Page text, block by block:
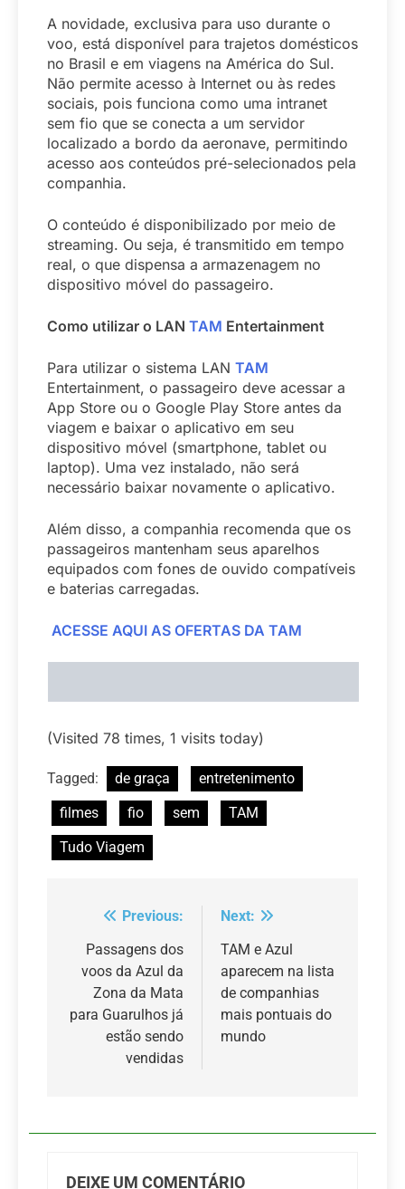
A novidade, exclusiva para uso durante o
voo, está disponível para trajetos domésticos
no Brasil e em viagens na América do Sul.
Não permite acesso à Internet ou às redes
sociais, pois funciona como uma intranet
sem fio que se conecta a um servidor
localizado a bordo da aeronave, permitindo
acesso aos conteúdos pré-selecionados pela
companhia.
O conteúdo é disponibilizado por meio de
streaming. Ou seja, é transmitido em tempo
real, o que dispensa a armazenagem no
dispositivo móvel do passageiro.
Como utilizar o LAN TAM Entertainment
Para utilizar o sistema LAN TAM
Entertainment, o passageiro deve acessar a
App Store ou o Google Play Store antes da
viagem e baixar o aplicativo em seu
dispositivo móvel (smartphone, tablet ou
laptop). Uma vez instalado, não será
necessário baixar novamente o aplicativo.
Além disso, a companhia recomenda que os
passageiros mantenham seus aparelhos
equipados com fones de ouvido compatíveis
e baterias carregadas.
ACESSE AQUI AS OFERTAS DA TAM
(Visited 78 times, 1 visits today)
Tagged: de graça
entretenimento
filmes
fio sem
TAM
Tudo Viagem
Navegação
de
Post
Previous:
Passagens dos
voos da Azul da
Zona da Mata
para Guarulhos já
estão sendo
vendidas
Next:
TAM e Azul
aparecem na lista
de companhias
mais pontuais do
mundo
DEIXE UM COMENTÁRIO